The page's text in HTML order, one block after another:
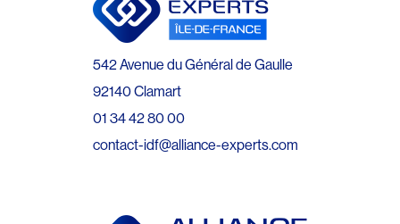
542 Avenue du Général de Gaulle
92140 Clamart
01 34 42 80 00
contact-idf@alliance-experts.com